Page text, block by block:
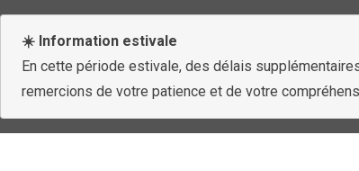
☀️ Information estivale
En cette période estivale, des délais
remercions de votre patience et de votre